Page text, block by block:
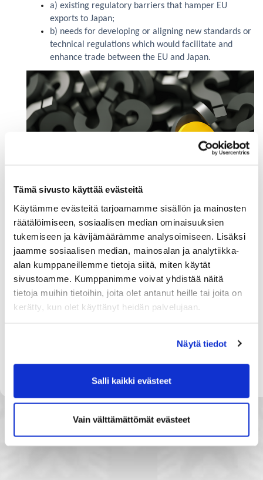
Tämä sivusto käyttää evästeitä
Käytämme evästeitä tarjoamamme sisällön ja mainosten
räätälöimiseen, sosiaalisen median ominaisuuksien
tukemiseen ja kävijämäärämme analysoimiseen. Lisäksi
jaamme sosiaalisen median, mainosalan ja analytiikka-
alan kumppaneillemme tietoja siitä, miten käytät
sivustoamme. Kumppanimme voivat yhdistää näitä
tietoja muihin tietoihin, joita olet antanut heille tai joita on
kerätty, kun olet käyttänyt heidän palvelujaan.
Näytä tiedot
Salli kaikki evästeet
Vain välttämättömät evästeet
a) existing regulatory barriers that hamper EU
exports to Japan;
b) needs for developing or aligning new standards or
technical regulations which would facilitate and
enhance trade between the EU and Japan.
Your contribution to this survey is highly valued and
will prove to be instrumental towards improving the
Please respond to the questionnaire by 29 April
2022
https://ec.europa.eu/eusurvey/runner/EPA_Busin
For any questions/clarifications regarding the survey,